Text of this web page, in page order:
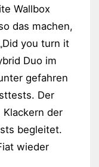
Wallbox
das machen,
you turn it
Duo im
gefahren
Der
der
begleitet.
wieder